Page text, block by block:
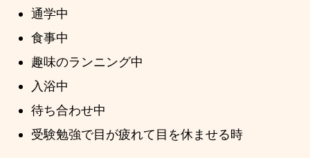
通学中
食事中
趣味のランニング中
入浴中
待ち合わせ中
受験勉強で目が疲れて目を休ませる時